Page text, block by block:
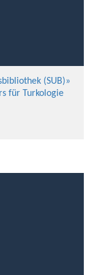
(SUB)»
für Turkologie